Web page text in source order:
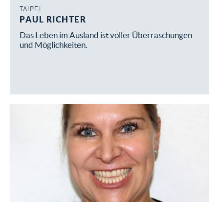
TAIPEI
PAUL RICHTER
Das Leben im Ausland ist voller Überraschungen
und Möglichkeiten.